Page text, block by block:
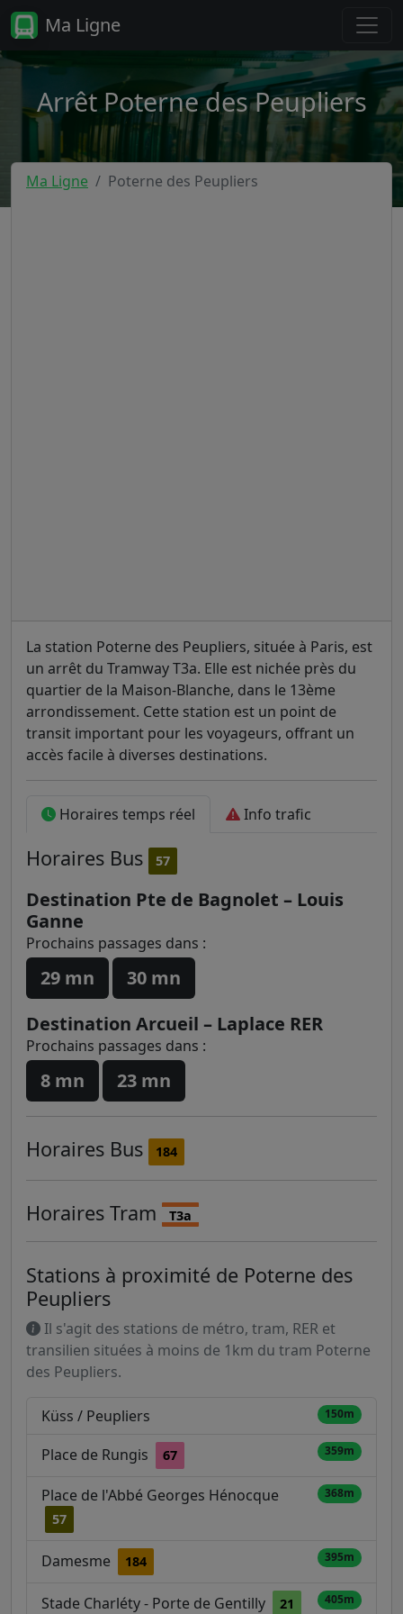
Ma Ligne
Arrêt Poterne des Peupliers
Ma Ligne Poterne des Peupliers
La station Poterne des Peupliers, située à Paris, est
un arrêt du Tramway T3a. Elle est nichée près du
quartier de la Maison-Blanche, dans le 13ème
arrondissement. Cette station est un point de
transit important pour les voyageurs, offrant un
accès facile à diverses destinations.
Horaires temps réel Info trafic
Horaires Bus 57
Destination Pte de Bagnolet – Louis
Ganne
Prochains passages dans :
29 mn
30 mn
Destination Arcueil – Laplace RER
Prochains passages dans :
8 mn 23 mn
Horaires Bus 184
Horaires Tram T3a
Stations à proximité de Poterne des
Peupliers
Il s'agit des stations de métro, tram, RER et
transilien situées à moins de 1km du tram Poterne
des Peupliers.
Küss / Peupliers 150m
Place de Rungis 67 359m
Place de l'Abbé Georges Hénocque
57
368m
Damesme 184 395m
Stade Charléty - Porte de Gentilly 21 405m